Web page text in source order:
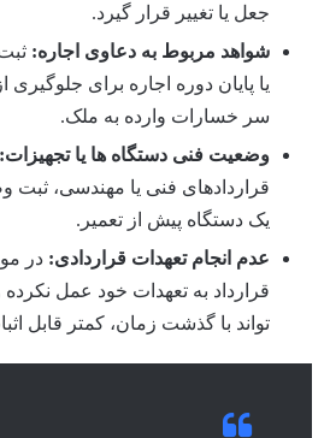
جعل یا تغییر قرار گیرد.
شواهد مربوط به دعاوی اجاره:
یا پایان دوره اجاره برای جلوگیری
سر خسارات وارده به ملک.
وضعیت فنی دستگاه ها یا تجهیزات:
قراردادهای فنی یا مهندسی،
یک دستگاه پیش از تعمیر.
عدم انجام تعهدات قراردادی: در
قرارداد به تعهدات خود عمل
تواند با گذشت زمان، کمتر قابل